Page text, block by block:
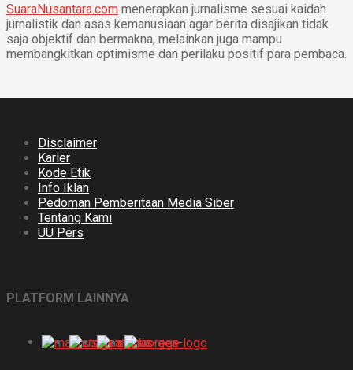
SuaraNusantara.com menerapkan jurnalisme sesuai kaidah
jurnalistik dan asas kemanusiaan agar berita disajikan tidak
saja objektif dan bermakna, melainkan juga mampu
membangkitkan optimisme dan perilaku positif para pembaca.
Disclaimer
Karier
Kode Etik
Info Iklan
Pedoman Pemberitaan Media Siber
Tentang Kami
UU Pers
PLATFORM LAINNYA